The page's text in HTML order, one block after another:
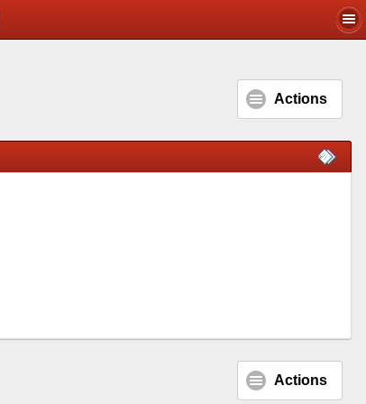
Actions
Actions